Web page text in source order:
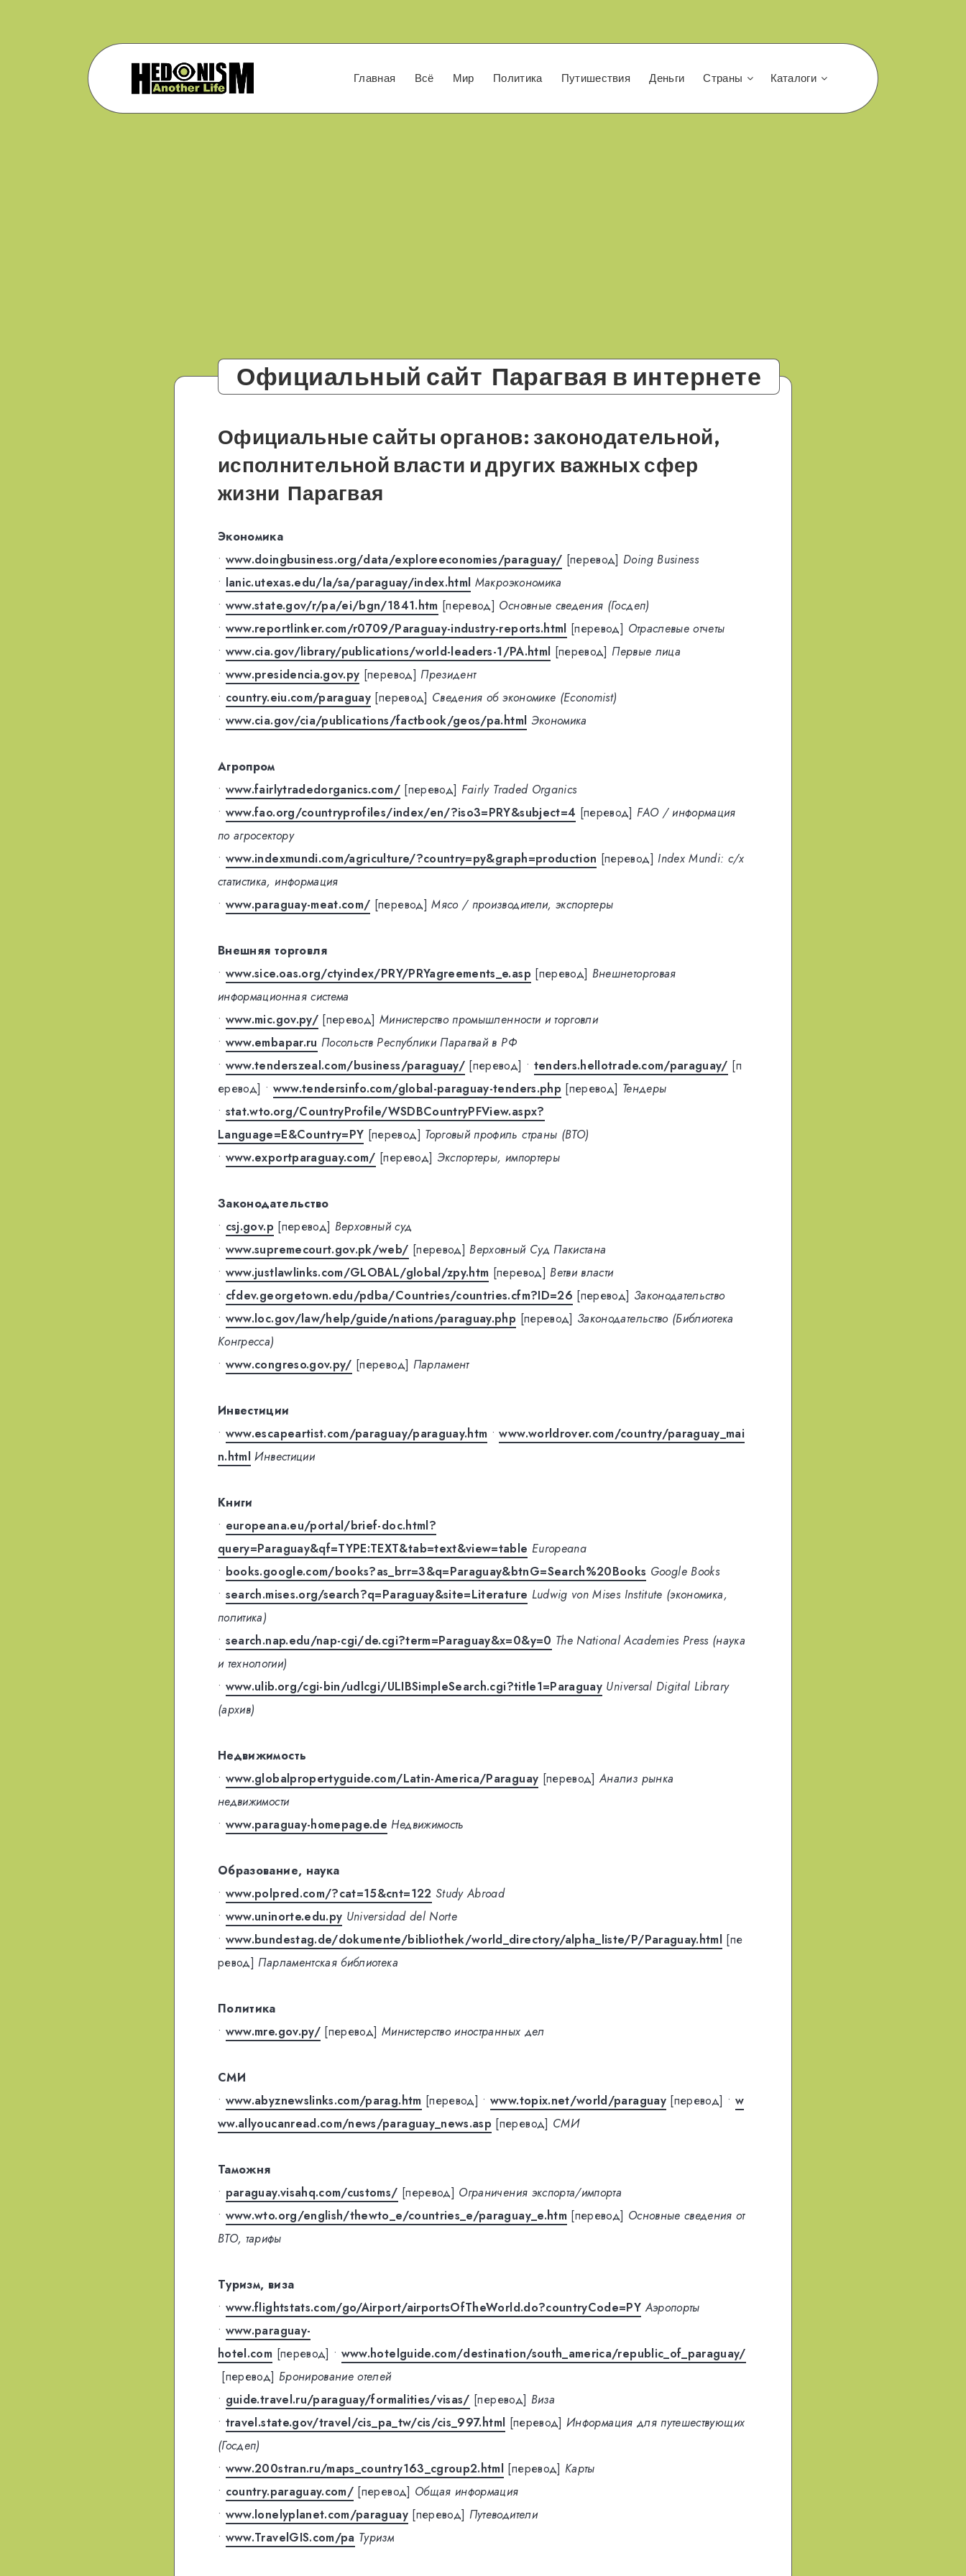
Главная Всё Мир Политика Путишествия Деньги Страны Каталоги
Официальный сайт Парагвая в интернете
Официальные сайты органов: законодательной,
исполнительной власти и других важных сфер
жизни Парагвая
Экономика
• www.doingbusiness.org/data/exploreeconomies/paraguay/ [перевод] Doing Business
• lanic.utexas.edu/la/sa/paraguay/index.html Макроэкономика
• www.state.gov/r/pa/ei/bgn/1841.htm [перевод] Основные сведения (Госдеп)
• www.reportlinker.com/r0709/Paraguay-industry-reports.html [перевод] Отраслевые отчеты
• www.cia.gov/library/publications/world-leaders-1/PA.html [перевод] Первые лица
• www.presidencia.gov.py [перевод] Президент
• country.eiu.com/paraguay [перевод] Сведения об экономике (Economist)
• www.cia.gov/cia/publications/factbook/geos/pa.html Экономика
Агропром
• www.fairlytradedorganics.com/ [перевод] Fairly Traded Organics
• www.fao.org/countryprofiles/index/en/?iso3=PRY&subject=4 [перевод] FAO / информация
по агросектору
• www.indexmundi.com/agriculture/?country=py&graph=production [перевод] Index Mundi: с/х
статистика, информация
• www.paraguay-meat.com/ [перевод] Мясо / производители, экспортеры
Внешняя торговля
• www.sice.oas.org/ctyindex/PRY/PRYagreements_e.asp [перевод] Внешнеторговая
информационная система
• www.mic.gov.py/ [перевод] Министерство промышленности и торговли
• www.embapar.ru Посольств Республики Парагвай в РФ
• www.tenderszeal.com/business/paraguay/ [перевод] • tenders.hellotrade.com/paraguay/ [п
еревод] • www.tendersinfo.com/global-paraguay-tenders.php [перевод] Тендеры
• stat.wto.org/CountryProfile/WSDBCountryPFView.aspx?
Language=E&Country=PY [перевод] Торговый профиль страны (ВТО)
• www.exportparaguay.com/ [перевод] Экспортеры, импортеры
Законодательство
• csj.gov.p [перевод] Верховный суд
• www.supremecourt.gov.pk/web/ [перевод] Верховный Суд Пакистана
• www.justlawlinks.com/GLOBAL/global/zpy.htm [перевод] Ветви власти
• cfdev.georgetown.edu/pdba/Countries/countries.cfm?ID=26 [перевод] Законодательство
• www.loc.gov/law/help/guide/nations/paraguay.php [перевод] Законодательство (Библиотека
Конгресса)
• www.congreso.gov.py/ [перевод] Парламент
Инвестиции
• www.escapeartist.com/paraguay/paraguay.htm •www.worldrover.com/country/paraguay_mai
n.html Инвестиции
Книги
• europeana.eu/portal/brief-doc.html?
query=Paraguay&qf=TYPE:TEXT&tab=text&view=table Europeana
• books.google.com/books?as_brr=3&q=Paraguay&btnG=Search%20Books Google Books
• search.mises.org/search?q=Paraguay&site=Literature Ludwig von Mises Institute (экономика,
политика)
• search.nap.edu/nap-cgi/de.cgi?term=Paraguay&x=0&y=0 The National Academies Press (наука
и технологии)
• www.ulib.org/cgi-bin/udlcgi/ULIBSimpleSearch.cgi?title1=Paraguay Universal Digital Library
(архив)
Недвижимость
• www.globalpropertyguide.com/Latin-America/Paraguay [перевод] Анализ рынка
недвижимости
• www.paraguay-homepage.de Недвижимость
Образование, наука
• www.polpred.com/?cat=15&cnt=122 Study Abroad
• www.uninorte.edu.py Universidad del Norte
• www.bundestag.de/dokumente/bibliothek/world_directory/alpha_liste/P/Paraguay.html [пе
ревод] Парламентская библиотека
Политика
• www.mre.gov.py/ [перевод] Министерство иностранных дел
СМИ
• www.abyznewslinks.com/parag.htm [перевод] •www.topix.net/world/paraguay [перевод] • w
ww.allyoucanread.com/news/paraguay_news.asp [перевод] СМИ
Таможня
• paraguay.visahq.com/customs/ [перевод] Ограничения экспорта/импорта
• www.wto.org/english/thewto_e/countries_e/paraguay_e.htm [перевод] Основные сведения от
ВТО, тарифы
Туризм, виза
• www.flightstats.com/go/Airport/airportsOfTheWorld.do?countryCode=PY Аэропорты
• www.paraguay-
hotel.com [перевод] • www.hotelguide.com/destination/south_america/republic_of_paraguay/
[перевод] Бронирование отелей
• guide.travel.ru/paraguay/formalities/visas/ [перевод] Виза
• travel.state.gov/travel/cis_pa_tw/cis/cis_997.html [перевод] Информация для путешествующих
(Госдеп)
• www.200stran.ru/maps_country163_cgroup2.html [перевод] Карты
• country.paraguay.com/ [перевод] Общая информация
• www.lonelyplanet.com/paraguay [перевод] Путеводители
• www.TravelGIS.com/pa Туризм